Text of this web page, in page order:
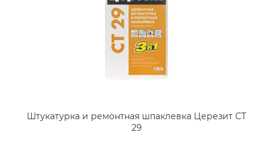
Штукатурка и ремонтная шпаклевка Церезит CT
29